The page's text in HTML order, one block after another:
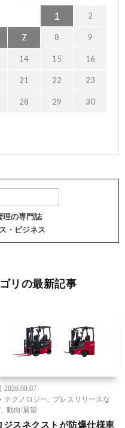
1 2
7 8 9
14 15 16
21 22 23
28 29 30
理の専門誌
・ビジネス
リの最新記事
2026.08.07
テクノロジー
プレスリリースな
動向/展望
ジスネクストが防爆仕様車